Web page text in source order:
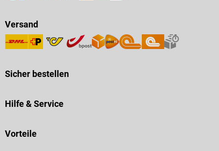
Versand
Sicher bestellen
Hilfe & Service
Vorteile